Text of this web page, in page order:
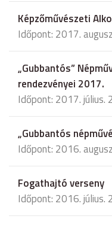
Képzőművészeti
Időpont: 2017.
„Gubbantós”
rendezvényei 2017.
Időpont: 2017. július.
„Gubbantós
Időpont: 2016.
Fogathajtó verseny
Időpont: 2016. július.